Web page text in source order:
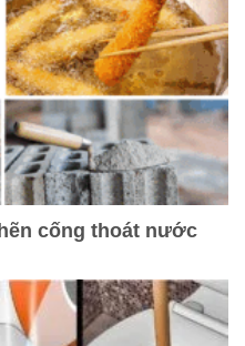
cống thoát nước